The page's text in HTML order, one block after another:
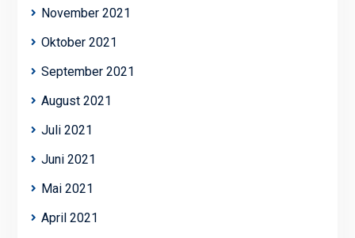
November 2021
Oktober 2021
September 2021
August 2021
Juli 2021
Juni 2021
Mai 2021
April 2021